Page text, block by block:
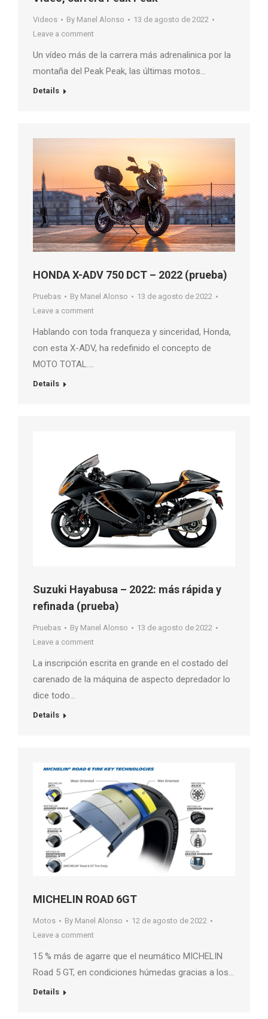
Videos By Manel Alonso
13 de agosto de 2022
Leave a comment
Un vídeo más de la carrera más adrenalinica por la
montaña del Peak Peak, las últimas motos…
Details
HONDA X-ADV 750 DCT – 2022 (prueba)
Pruebas By Manel Alonso
13 de agosto de 2022
Leave a comment
Hablando con toda franqueza y sinceridad, Honda,
con esta X-ADV, ha redefinido el concepto de
MOTO TOTAL….
Details
Suzuki Hayabusa – 2022: más rápida y
refinada (prueba)
Pruebas By Manel Alonso
13 de agosto de 2022
Leave a comment
La inscripción escrita en grande en el costado del
carenado de la máquina de aspecto depredador lo
dice todo…
Details
MICHELIN ROAD 6GT
Motos By Manel Alonso
12 de agosto de 2022
Leave a comment
15 % más de agarre que el neumático MICHELIN
Road 5 GT, en condiciones húmedas gracias a los…
Details